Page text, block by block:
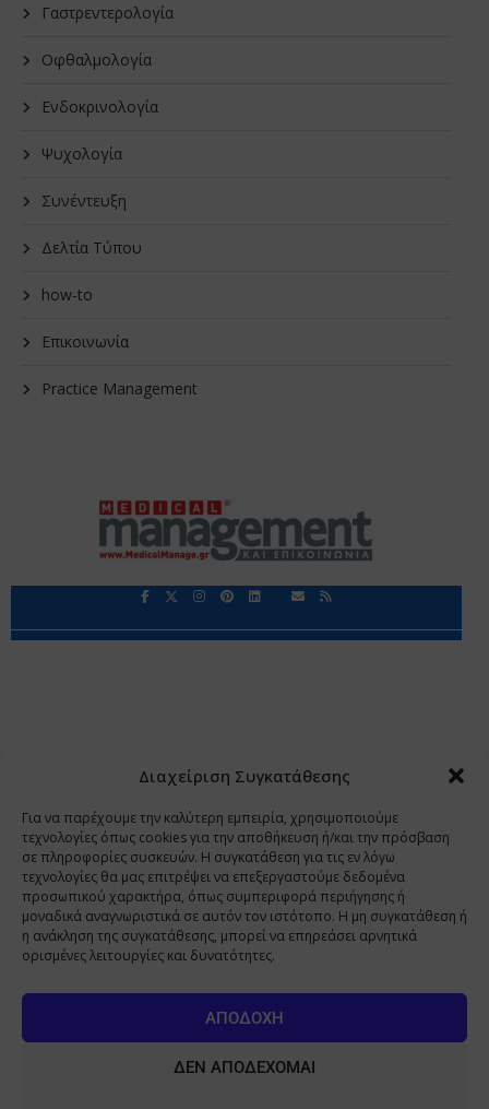
Διαχείριση Συγκατάθεσης
Για να παρέχουμε την καλύτερη εμπειρία, χρησιμοποιούμε
τεχνολογίες όπως cookies για την αποθήκευση ή/και την πρόσβαση
σε πληροφορίες συσκευών. Η συγκατάθεση για τις εν λόγω
τεχνολογίες θα μας επιτρέψει να επεξεργαστούμε δεδομένα
προσωπικού χαρακτήρα, όπως συμπεριφορά περιήγησης ή
μοναδικά αναγνωριστικά σε αυτόν τον ιστότοπο. Η μη συγκατάθεση ή
η ανάκληση της συγκατάθεσης, μπορεί να επηρεάσει αρνητικά
ορισμένες λειτουργίες και δυνατότητες.
ΑΠΟΔΟΧΉ
ΔΕΝ ΑΠΟΔΈΧΟΜΑΙ
Γαστρεντερολογία
Οφθαλμολογία
Ενδοκρινολογία
Ψυχολογία
Συνέντευξη
Δελτία Τύπου
how-to
Επικοινωνία
Practice Management
Copyright 2009 - 2026 © Χαραμή Α.Ε.
www.PharmaManage.gr • www.HealthExpo.gr • www.YO.gr
•
www.GreekShares.com • www.eLearning-
PharmaManage.gr • www.Charami-SA.gr
Με την παραμονή σας σε αυτή δηλώνετε,
προβλέπονται από τις διατάξεις της παραγράφου 6 του άρθρου 22 του